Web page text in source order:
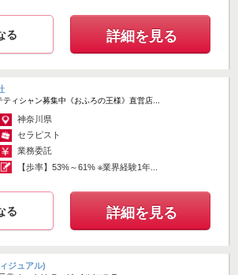
る 詳細を見る
ィシャン募集中《おふろの王様》直営店...
神奈川県
セラピスト
業務委託
【歩率】53%～61% ※業界経験1年...
る 詳細を見る
ジュアル)